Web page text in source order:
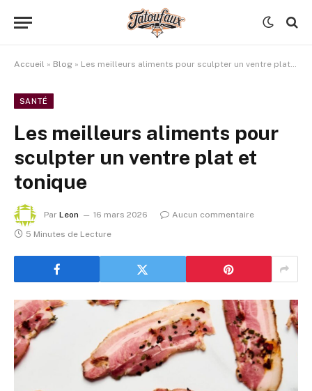
Accueil » Blog » Les meilleurs aliments pour sculpter un ventre plat et tonique
SANTÉ
Les meilleurs aliments pour
sculpter un ventre plat et
tonique
Par Leon 16 mars 2026
Aucun commentaire
5 Minutes de Lecture